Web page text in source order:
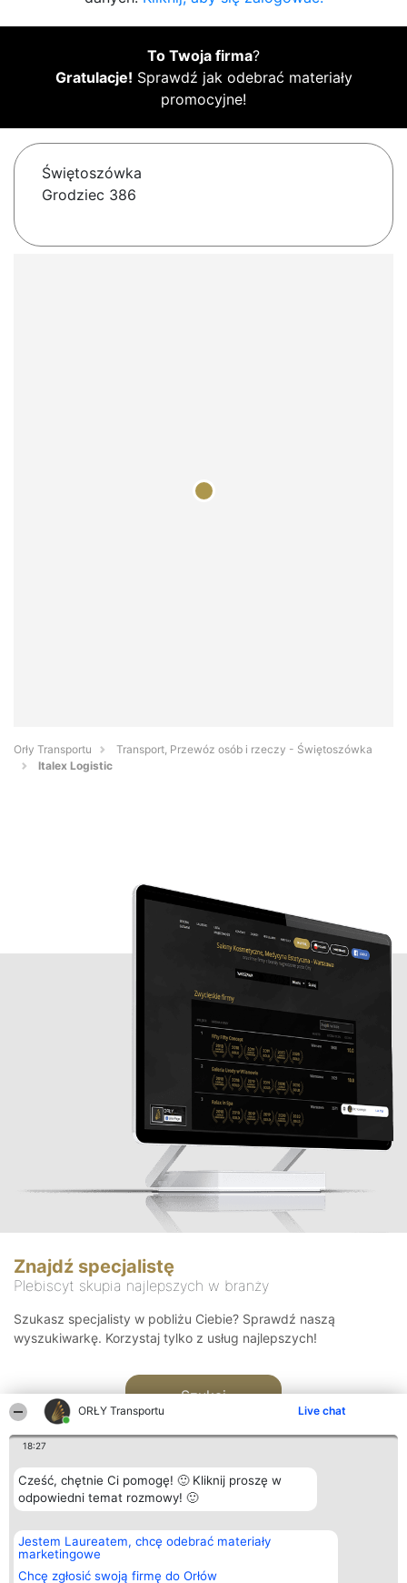
ORŁY Transportu Live chat
18:27
Cześć, chętnie Ci pomogę! 🙂 Kliknij proszę w
odpowiedni temat rozmowy! 🙂
Jestem Laureatem, chcę odebrać materiały
marketingowe
Chcę zgłosić swoją firmę do Orłów
To Twoja firma?
Gratulacje! Sprawdź jak odebrać materiały
promocyjne!
Świętoszówka
Grodziec 386
Orły Transportu
Transport, Przewóz osób i rzeczy - Świętoszówka
Italex Logistic
Znajdź specjalistę
Plebiscyt skupia najlepszych w branży
Szukasz specjalisty w pobliżu Ciebie? Sprawdź naszą
wyszukiwarkę. Korzystaj tylko z usług najlepszych!
Szukaj
Organizator plebiscytu
Bright Side Solutions sp. z o.
o. sp. k.
ul. Ruska 22
Plebiscyt
Laureaci
wszystkich
Kontakt
Kontakt